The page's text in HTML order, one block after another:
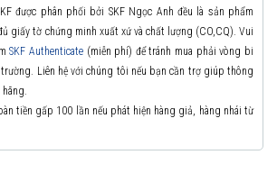
được phân phối bởi SKF Ngọc Anh đều là sản phẩm
giấy tờ chứng minh xuất xứ và chất lượng (CO,CQ). Vui
SKF Authenticate(miễn phí) để tránh mua phải vòng bi
Liên hệ với chúng tôi nếu bạn cần trợ giúp thông
tiền gấp 100 lần nếu phát hiện hàng giả, hàng nhái từ